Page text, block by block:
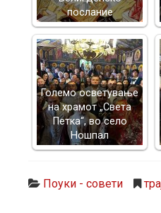
послание
Големо осветување
на храмот „Света
Петка“, во село
Ношпал
Поуки - совети